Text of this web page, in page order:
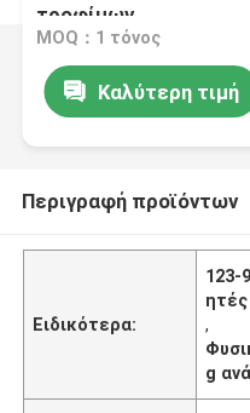
τροφίμων
MOQ：1 τόνος
Καλύτερη τιμή
Περιγραφή προϊόντων
Ειδικότερα:
123-
,
g